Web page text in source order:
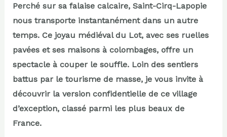
Perché sur sa falaise calcaire, Saint-Cirq-Lapopie
nous transporte instantanément dans un autre
temps. Ce joyau médiéval du Lot, avec ses ruelles
pavées et ses maisons à colombages, offre un
spectacle à couper le souffle. Loin des sentiers
battus par le tourisme de masse, je vous invite à
découvrir la version confidentielle de ce village
d’exception, classé parmi les plus beaux de
France.